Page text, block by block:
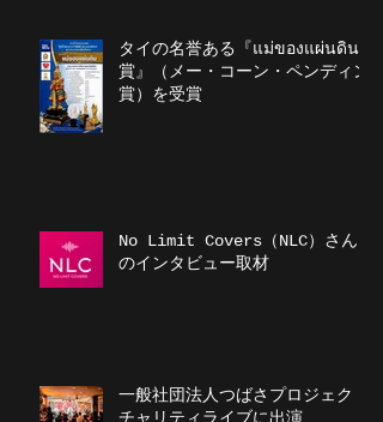
タイの名誉ある『แม่ของแผ่นดิน
賞』（メー・コーン・ペンディン
賞）を受賞
No Limit Covers（NLC）さん
のインタビュー取材
一般社団法人つばさプロジェクト